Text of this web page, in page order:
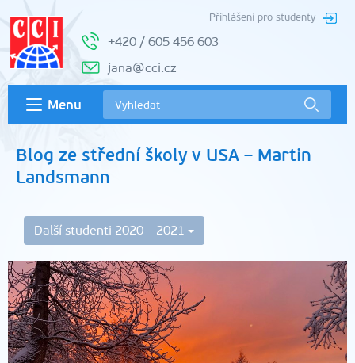
Přihlášení pro studenty
+420 / 605 456 603
jana@cci.cz
Menu
Blog ze střední školy v USA – Martin
Landsmann
Další studenti 2020 – 2021